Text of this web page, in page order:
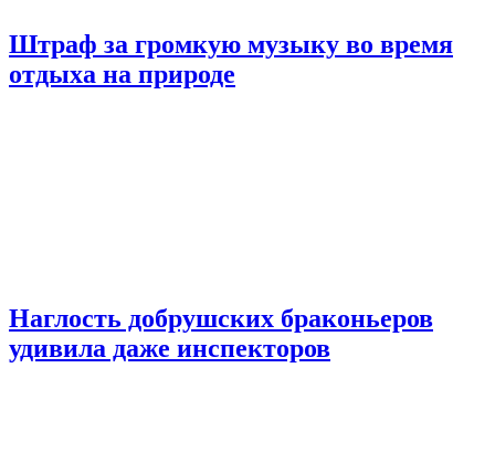
Штраф за громкую музыку во время
отдыха на природе
Наглость добрушских браконьеров
удивила даже инспекторов